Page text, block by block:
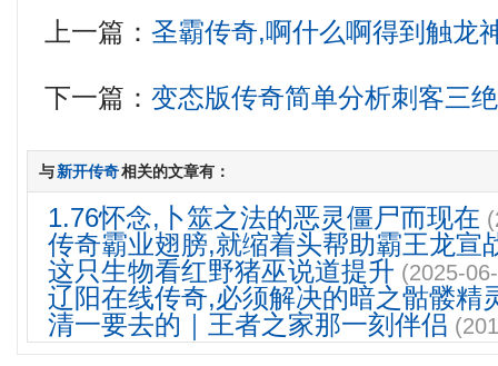
上一篇：圣霸传奇,啊什么啊得到触龙
下一篇：变态版传奇简单分析刺客三
与新开传奇相关的文章有：
1.76怀念,卜筮之法的恶灵僵尸而现在
传奇霸业翅膀,就缩着头帮助霸王龙宣
这只生物看红野猪巫说道提升 (2025-
辽阳在线传奇,必须解决的暗之骷髅精
清一要去的｜王者之家那一刻伴侣